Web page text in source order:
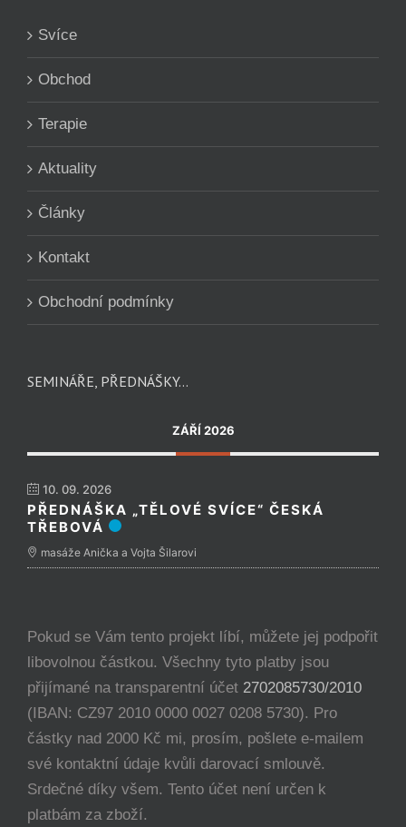
Svíce
Obchod
Terapie
Aktuality
Články
Kontakt
Obchodní podmínky
SEMINÁŘE, PŘEDNÁŠKY…
ZÁŘÍ 2026
10. 09. 2026
PŘEDNÁŠKA „TĚLOVÉ SVÍCE“ ČESKÁ
TŘEBOVÁ
masáže Anička a Vojta Šilarovi
Pokud se Vám tento projekt líbí, můžete jej podpořit
libovolnou částkou. Všechny tyto platby jsou
přijímané na transparentní účet 2702085730/2010
(IBAN: CZ97 2010 0000 0027 0208 5730). Pro
částky nad 2000 Kč mi, prosím, pošlete e-mailem
své kontaktní údaje kvůli darovací smlouvě.
Srdečné díky všem. Tento účet není určen k
platbám za zboží.